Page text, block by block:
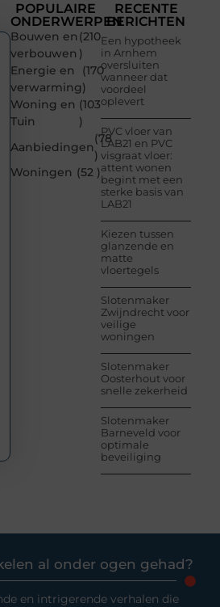
POPULAIRE
ONDERWERPEN
Bouwen en
verbouwen
(210
)
Energie en
verwarming
(170
)
Woning en
Tuin
(103
)
Aanbiedingen
(78
)
Woningen (52 )
RECENTE
BERICHTEN
Een hypotheek
in Arnhem
oversluiten
wanneer dat
voordeel
oplevert
PVC vloer van
LAB21 en PVC
visgraat vloer:
attent wonen
begint met een
sterke basis van
LAB21
Kiezen tussen
glanzende en
matte
vloertegels
Slotenmaker
Zwijndrecht voor
veilige
woningen
Slotenmaker
Oosterhout voor
snelle zekerheid
Slotenmaker
Barneveld voor
optimale
beveiliging
al onder ogen gehad?
en intrigerende verhalen die